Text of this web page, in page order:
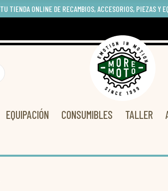
TU TIENDA ONLINE DE RECAMBIOS, ACCESORIOS, PIEZAS Y
EQUIPACIÓN CONSUMIBLES TALLER